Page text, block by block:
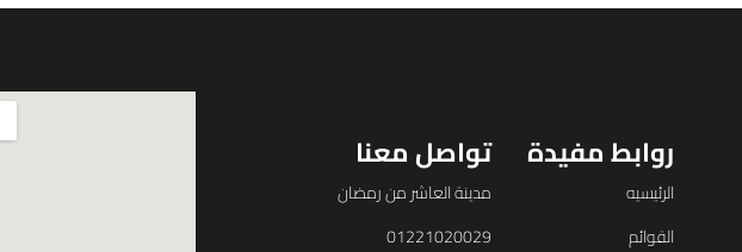
روابط مفيدة
الرئيسيه
القوائم
تواصل معنا
مدينة العاشر من رمضان
01221020029